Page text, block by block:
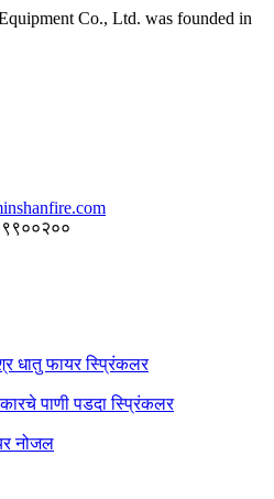
Co., Ltd. was founded in
धातु फायर स्प्रिंकलर
पाणी पडदा स्प्रिंकलर
नोजल